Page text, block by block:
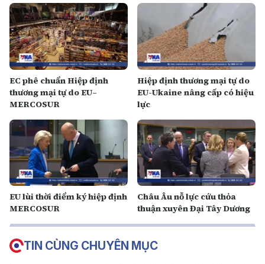
EC phê chuẩn Hiệp định
thương mại tự do EU–
MERCOSUR
Hiệp định thương mại tự do
EU-Ukaine nâng cấp có hiệu
lực
EU lùi thời điểm ký hiệp định
MERCOSUR
Châu Âu nỗ lực cứu thỏa
thuận xuyên Đại Tây Dương
TIN CÙNG CHUYÊN MỤC